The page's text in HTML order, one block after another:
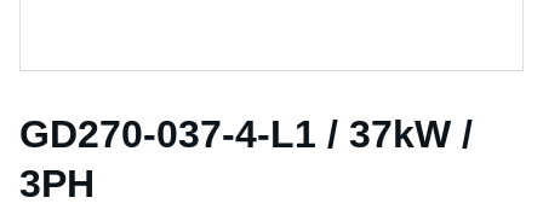
GD270-037-4-L1 / 37kW /
3PH